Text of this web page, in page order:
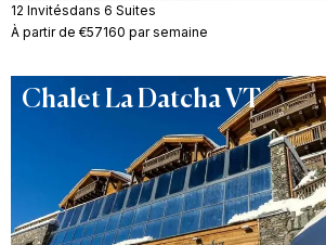
12 Invitésdans 6 Suites
À partir de €57160 par semaine
Chalet La Datcha VT